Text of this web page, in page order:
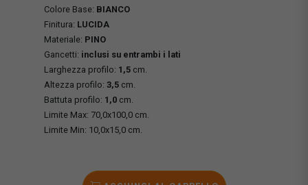
Colore Base: BIANCO
Finitura: LUCIDA
Materiale: PINO
Gancetti: inclusi su entrambi i lati
Larghezza profilo: 1,5 cm.
Altezza profilo: 3,5 cm.
Battuta profilo: 1,0 cm.
Limite Max: 70,0x100,0 cm.
Limite Min: 10,0x15,0 cm.